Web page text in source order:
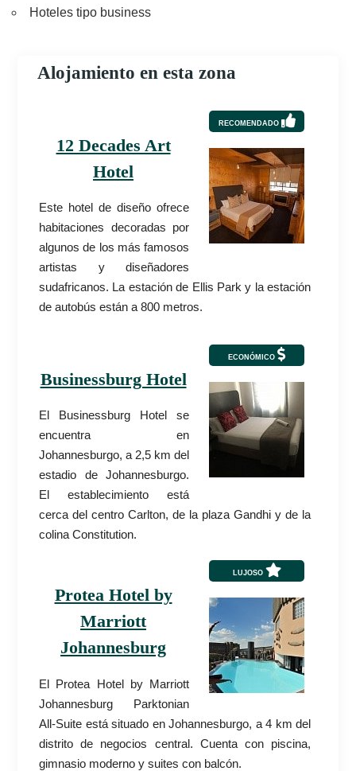
Hoteles tipo business
Alojamiento en esta zona
RECOMENDADO
12 Decades Art
Hotel
Este hotel de diseño ofrece
habitaciones decoradas por
algunos de los más famosos
artistas y diseñadores
sudafricanos. La estación de Ellis Park y la estación
de autobús están a 800 metros.
ECONÓMICO
Businessburg Hotel
El Businessburg Hotel se
encuentra en
Johannesburgo, a 2,5 km del
estadio de Johannesburgo.
El establecimiento está
cerca del centro Carlton, de la plaza Gandhi y de la
colina Constitution.
LUJOSO
Protea Hotel by
Marriott
Johannesburg
El Protea Hotel by Marriott
Johannesburg Parktonian
All-Suite está situado en Johannesburgo, a 4 km del
distrito de negocios central. Cuenta con piscina,
gimnasio moderno y suites con balcón.